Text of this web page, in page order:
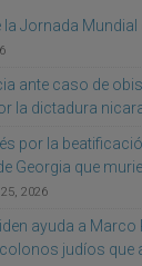
Jornada Mundial
ante caso de
la dictadura
por la
Georgia que
2026
ayuda a Marco
judíos que